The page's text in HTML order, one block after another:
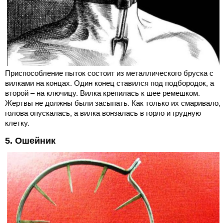
Приспособление пыток состоит из металлического бруска с
вилками на концах. Один конец ставился под подбородок, а
второй – на ключицу. Вилка крепилась к шее ремешком.
Жертвы не должны были засыпать. Как только их смаривало,
голова опускалась, а вилка вонзалась в горло и грудную
клетку.
5. Ошейник